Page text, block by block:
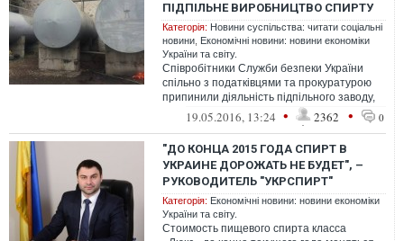
ПІДПІЛЬНЕ ВИРОБНИЦТВО СПИРТУ
Категорія: Новини суспільства: читати соціальні
новини Економічні новини: новини економіки
України та світу.
Співробітники Служби безпеки України
спільно з податківцями та прокуратурою
припинили діяльність підпільного заводу,
який у промислових масштабах виго...
19.05.2016, 13:24 • 2362 • 0
"ДО КОНЦА 2015 ГОДА СПИРТ В
УКРАИНЕ ДОРОЖАТЬ НЕ БУДЕТ", –
РУКОВОДИТЕЛЬ "УКРСПИРТ"
Категорія: Економічні новини: новини економіки
України та світу.
Стоимость пищевого спирта класса